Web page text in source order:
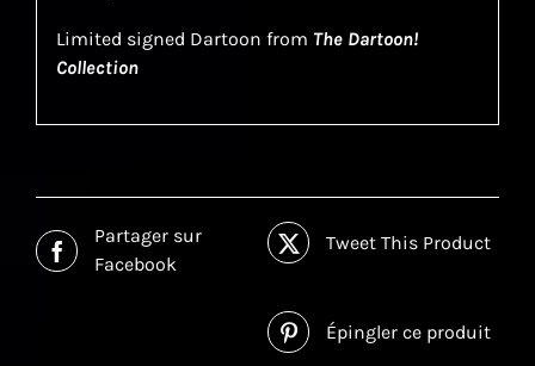
Limited signed Dartoon from The Dartoon!
Collection
Partager sur
Facebook
Tweet This Product
Épingler ce produit